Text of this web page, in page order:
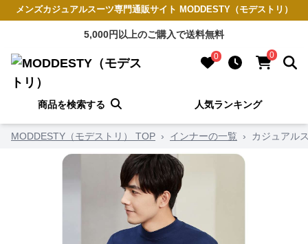
メンズカジュアルスーツ専門通販サイト MODDESTY（モデストリ）
5,000円以上のご購入で送料無料
0 0
商品を検索する 人気ランキング
MODDESTY（モデストリ） TOP › インナーの一覧 › カジュアル